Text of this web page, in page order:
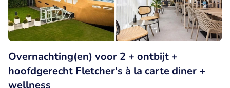
Overnachting(en) voor 2 + ontbijt +
hoofdgerecht Fletcher's à la carte diner +
wellness